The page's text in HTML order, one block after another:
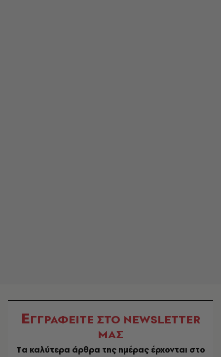
ΕΓΓΡΑΦΕΙΤΕ ΣΤΟ NEWSLETTER
ΜΑΣ
Tα καλύτερα άρθρα της ημέρας έρχονται στο